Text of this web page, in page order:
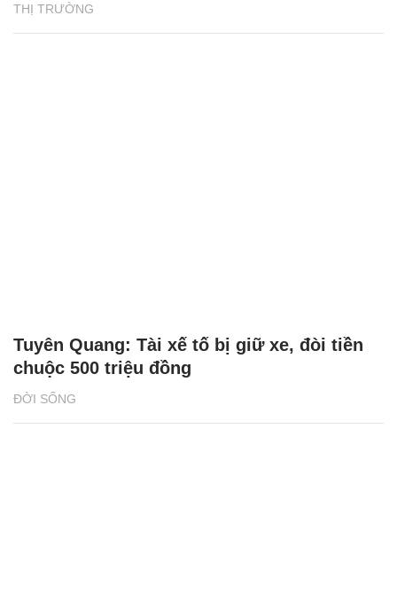
THỊ TRƯỜNG
ĐỜI SỐNG
Tuyên Quang: Tài xế tố bị giữ xe, đòi tiền
chuộc 500 triệu đồng